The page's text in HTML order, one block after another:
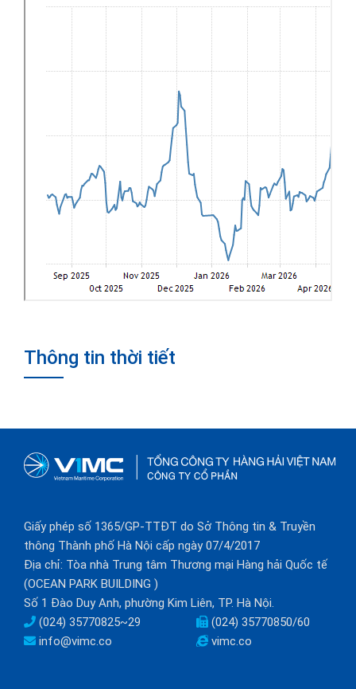
Thông tin thời tiết
Giấy phép số 1365/GP-TTĐT do Sở Thông tin & Truyền
thông Thành phố Hà Nội cấp ngày 07/4/2017
Địa chỉ: Tòa nhà Trung tâm Thương mại Hàng hải Quốc tế
(OCEAN PARK BUILDING )
Số 1 Đào Duy Anh, phường Kim Liên, TP. Hà Nội.
(024) 35770825~29
(024) 35770850/60
info@vimc.co
vimc.co